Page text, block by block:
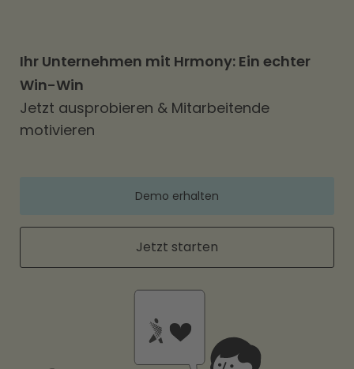
Ihr Unternehmen mit Hrmony: Ein echter
Win-Win
Jetzt ausprobieren & Mitarbeitende
motivieren
Demo erhalten
Jetzt starten